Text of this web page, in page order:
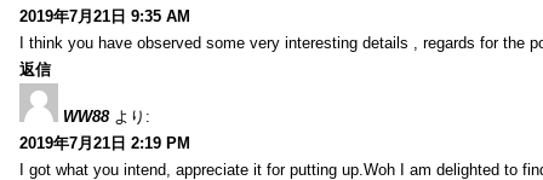
2019年7月21日 9:35 AM
I think you have observed some very interesting details , regards for the
返信
WW88 より:
2019年7月21日 2:19 PM
I got what you intend, appreciate it for putting up.Woh I am delighted to